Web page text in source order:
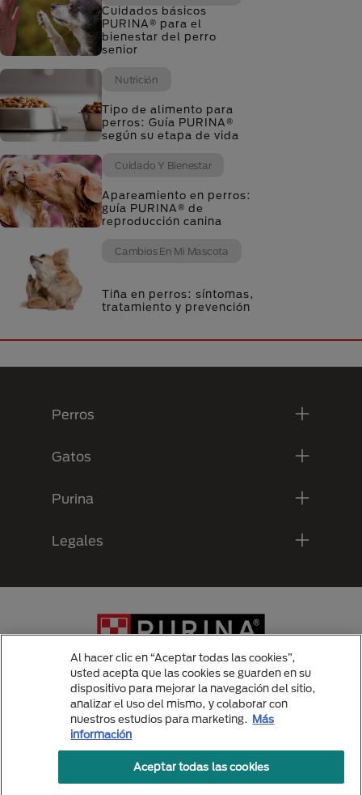
Cuidados básicos
PURINA® para el
bienestar del perro
senior
Nutrición
Tipo de alimento para
perros: Guía PURINA®
según su etapa de vida
Cuidado Y Bienestar
Apareamiento en perros:
guía PURINA® de
reproducción canina
Cambios En Mi Mascota
Tiña en perros: síntomas,
tratamiento y prevención
Perros
Gatos
Purina
Legales
Menu Footer Secundario Purina
All Nestlé Purina trademarks owned by Société des Produits Nestlé S.A.,
Vevey, Switzerland or are used with permission.
Al hacer clic en “Aceptar todas las cookies”,
usted acepta que las cookies se guarden en su
dispositivo para mejorar la navegación del sitio,
analizar el uso del mismo, y colaborar con
nuestros estudios para marketing. Más
información
Aceptar todas las cookies